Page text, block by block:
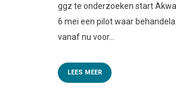
ggz te onderzoeken start Akwa
6 mei een pilot waar
vanaf nu voor...
LEES MEER